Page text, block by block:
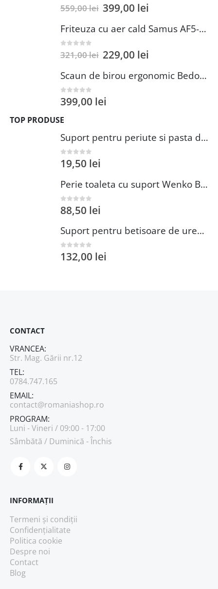
559,00lei 399,00 lei
Friteuza cu aer cald Samus AF5-S1400DW
321,00lei 229,00 lei
Scaun de birou ergonomic Bedora Lotte, Mesh, Negru/Rosu
0out of 5
399,00 lei
TOP PRODUSE
Suport pentru periute si pasta de dinti Wenko Brasil Petrol 7.3 x 10.3 cm plastic verde inchis
0 out of 5
19,50 lei
Perie toaleta cu suport Wenko Brasil Petrol 10x37 cm plastic verde inchis
0 out of 5
88,50 lei
Suport pentru betisoare de urechi si dischete demachiante Wenko 18 cm inox plastic argintiu
0 out of 5
132,00 lei
CONTACT
VRANCEA:
Str. Mag. Gării nr.12
TEL:
0784.747.165
EMAIL:
contact@romaniashop.ro
PROGRAM:
Luni - Vineri / 09:00 - 17:00
Sâmbătă / Duminică - Închis
INFORMAȚII
Termeni și condiții
Confidențialitate
Politica cookie
Despre noi
Contact
Blog